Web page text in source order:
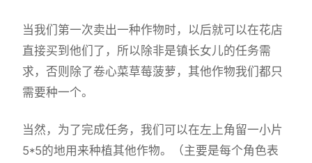
当我们第一次卖出一种作物时，以后就可以在花店
直接买到他们了，所以除非是镇长女儿的任务需
求，否则除了卷心菜草莓菠萝，其他作物我们都只
需要种一个。
当然，为了完成任务，我们可以在左上角留一小片
5*5的地用来种植其他作物。（主要是每个角色表